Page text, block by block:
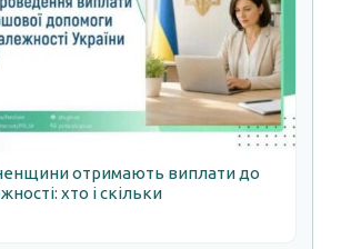
отримають виплати до
хто і скільки